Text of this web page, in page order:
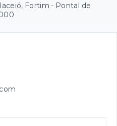
Fortim - Pontal de